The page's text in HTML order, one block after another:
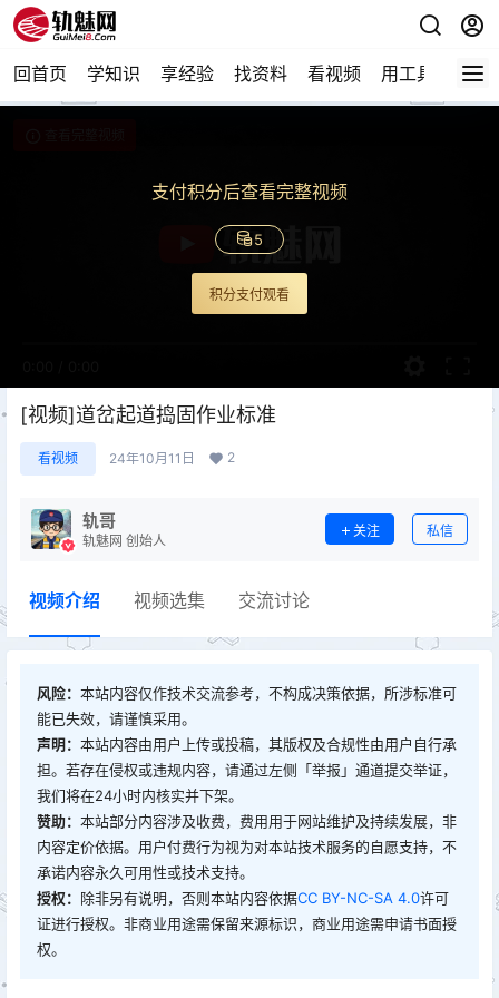
回首页 学知识 享经验 找资料 看视频 用工具 论技
支付积分后查看完整视频
5
积分支付观看
[视频]道岔起道捣固作业标准
看视频 24年10月11日 2
轨哥
轨魅网 创始人
关注 私信
视频介绍 视频选集 交流讨论
风险： 本站内容仅作技术交流参考，不构成决策依据，所涉标准可
能已失效，请谨慎采用。
声明： 本站内容由用户上传或投稿，其版权及合规性由用户自行承
担。若存在侵权或违规内容，请通过左侧「举报」通道提交举证，
我们将在24小时内核实并下架。
赞助： 本站部分内容涉及收费，费用用于网站维护及持续发展，非
内容定价依据。用户付费行为视为对本站技术服务的自愿支持，不
承诺内容永久可用性或技术支持。
授权： 除非另有说明，否则本站内容依据CC BY-NC-SA 4.0许可
证进行授权。非商业用途需保留来源标识，商业用途需申请书面授
权。